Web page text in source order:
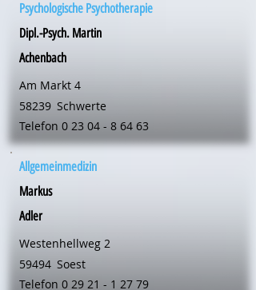
Psychologische Psychotherapie
Dipl.-Psych. Martin
Achenbach
Am Markt 4
58239 Schwerte
Telefon 0 23 04 - 8 64 63
Allgemeinmedizin
Markus
Adler
Westenhellweg 2
59494 Soest
Telefon 0 29 21 - 1 27 79